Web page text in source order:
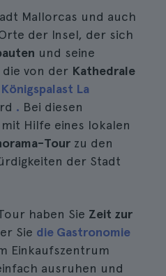
Mallorcas und auch
der Insel, der sich
und seine
von der Kathedrale
Königspalast La
. Bei diesen
mit Hilfe eines lokalen
Tour zu den
der Stadt
haben Sie Zeit zur
Sie die Gastronomie
Einkaufszentrum
ausruhen und